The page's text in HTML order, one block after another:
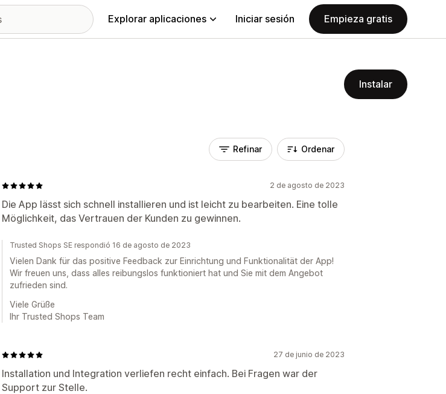
Explorar aplicaciones Iniciar sesión Empieza gratis
Instalar
Refinar Ordenar
2 de agosto de 2023
Die App lässt sich schnell installieren und ist leicht zu bearbeiten. Eine tolle
Möglichkeit, das Vertrauen der Kunden zu gewinnen.
Trusted Shops SE respondió 16 de agosto de 2023
Vielen Dank für das positive Feedback zur Einrichtung und Funktionalität der App!
Wir freuen uns, dass alles reibungslos funktioniert hat und Sie mit dem Angebot
zufrieden sind.
Viele Grüße
Ihr Trusted Shops Team
27 de junio de 2023
Installation und Integration verliefen recht einfach. Bei Fragen war der
Support zur Stelle.